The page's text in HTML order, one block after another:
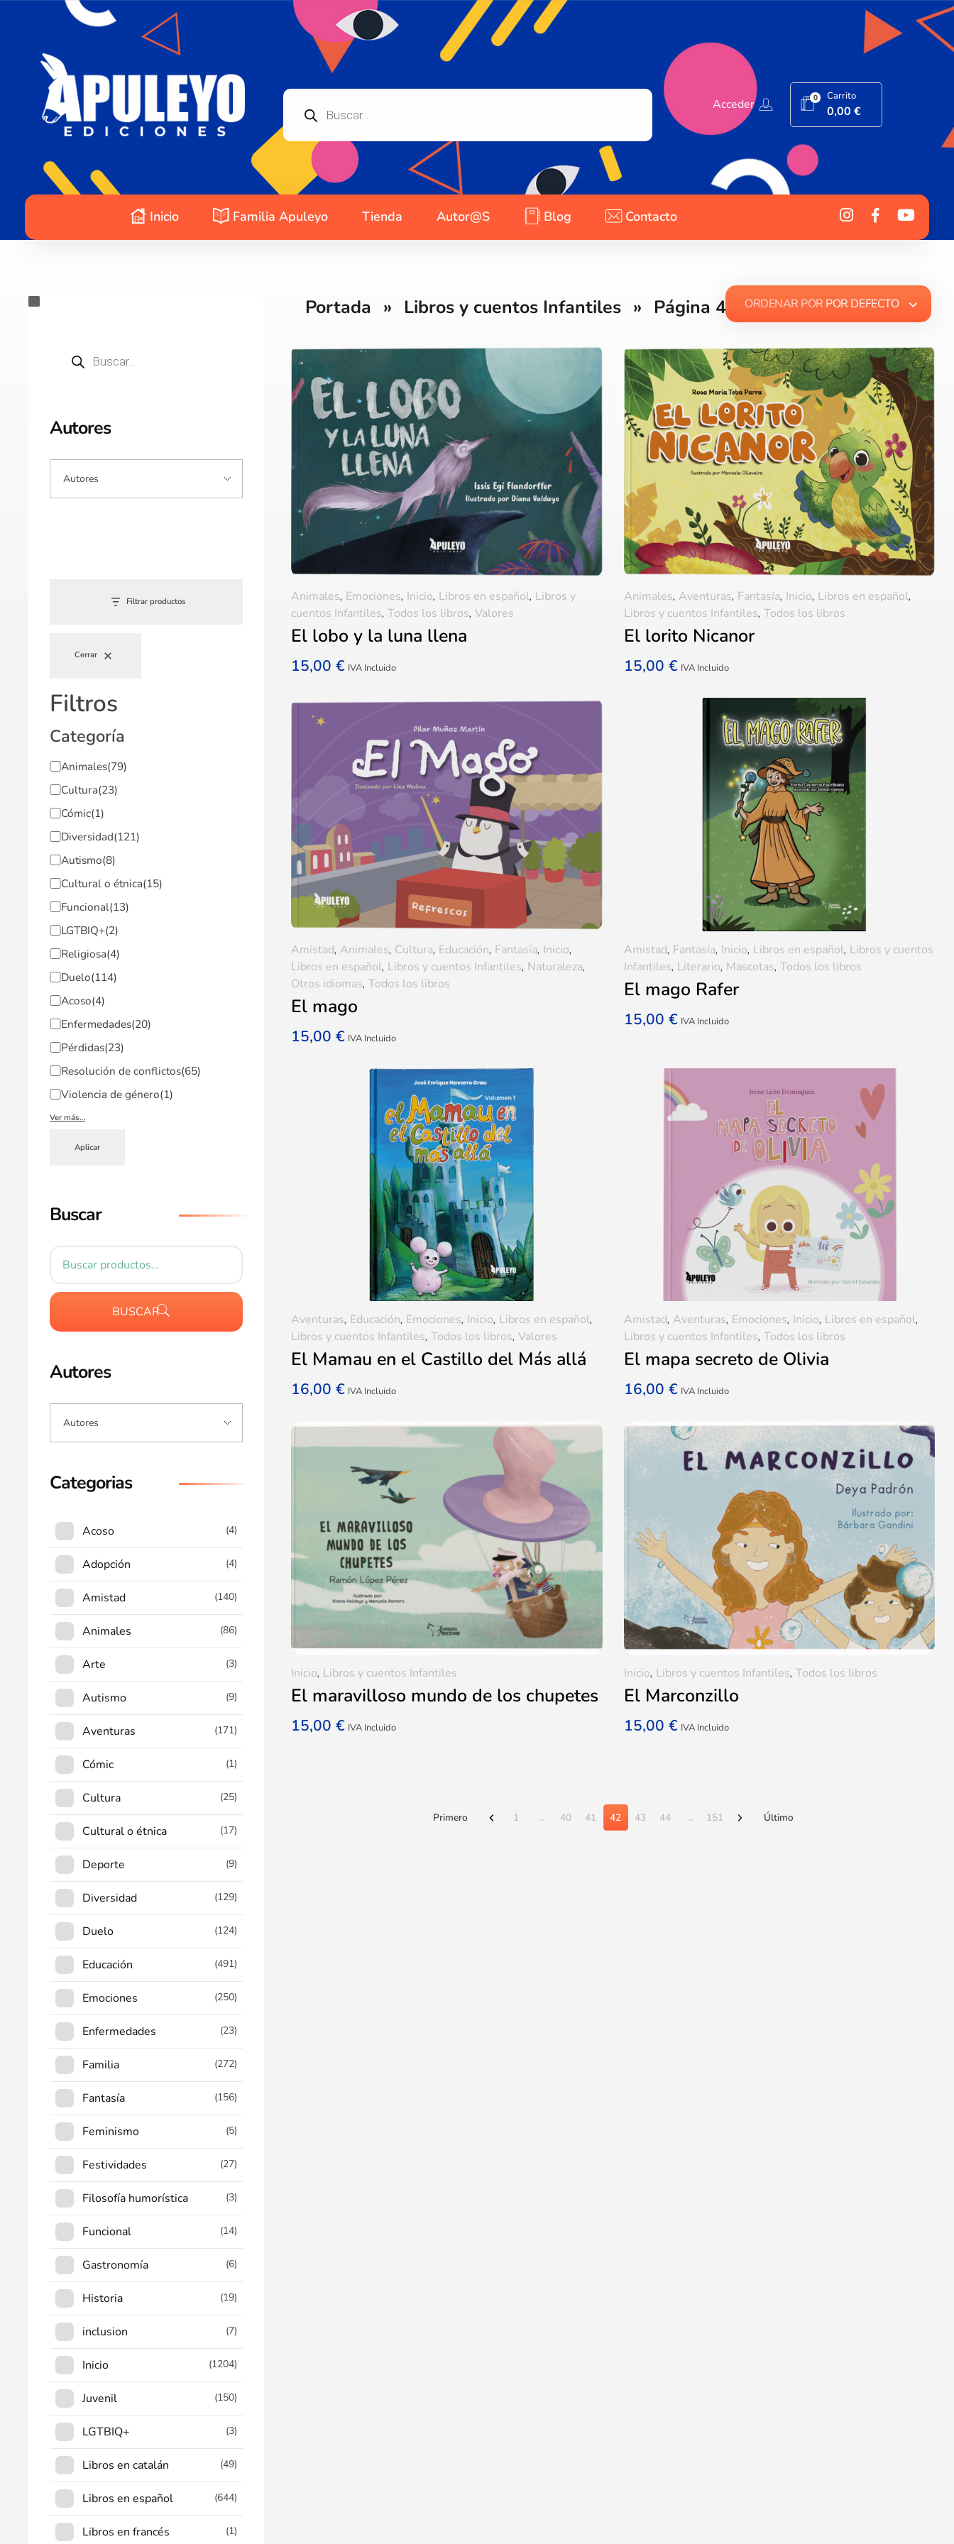
Acceder 0 Carrito
0,00€
Inicio Familia Apuleyo Tienda Autor@s Blog Contacto
Portada » Libros y cuentos Infantiles » Página 42 ORDENAR POR POR DEFECTO
El lobo y la luna llena
15,00€ IVA Incluido
Animales, Emociones, Inicio, Libros en español, Libros y
cuentos Infantiles,Todos los libros,Valores
El lorito Nicanor
15,00 € IVA Incluido
Animales, Aventuras, Fantasía, Inicio, Libros en español,
Libros y cuentos Infantiles, Todos los libros
El mago
15,00€ IVA Incluido
Amistad, Animales, Cultura, Educación, Fantasía, Inicio,
Libros en español, Libros y cuentos Infantiles, Naturaleza,
Otros idiomas,Todos los libros El mago Rafer
15,00 € IVA Incluido
Amistad, Fantasía, Inicio, Libros en español, Libros y cuentos
Infantiles, Literario, Mascotas, Todos los libros
El Mamau en el Castillo del Más allá
16,00€ IVA Incluido
Aventuras, Educación, Emociones, Inicio, Libros en español,
Libros y cuentos Infantiles,Todos los libros,Valores
El mapa secreto de Olivia
16,00 € IVA Incluido
Amistad, Aventuras, Emociones, Inicio, Libros en español,
Libros y cuentos Infantiles, Todos los libros
El maravilloso mundo de los chupetes
15,00€ IVA Incluido
Inicio, Libros y cuentos Infantiles
El Marconzillo
15,00 € IVA Incluido
Inicio, Libros y cuentos Infantiles, Todos los libros
Primero 1 ... 40 41 42 43 44 ... 151 Último
Autores
Filtrar productos
Cerrar
Filtros
Categoría
Animales(79)
Cultura(23)
Cómic(1)
Diversidad(121)
Autismo(8)
Cultural o étnica(15)
Funcional(13)
LGTBIQ+(2)
Religiosa(4)
Duelo(114)
Acoso(4)
Enfermedades(20)
Pérdidas(23)
Resolución de conflictos(65)
Violencia de género(1)
Ver más…
Aplicar
Buscar
BUSCAR
Autores
Categorias
Acoso (4)
Adopción (4)
Amistad (140)
Animales (86)
Arte (3)
Autismo (9)
Aventuras (171)
Cómic (1)
Cultura (25)
Cultural o étnica (17)
Deporte (9)
Diversidad (129)
Duelo (124)
Educación (491)
Emociones (250)
Enfermedades (23)
Familia (272)
Fantasía (156)
Feminismo (5)
Festividades (27)
Filosofía humorística (3)
Funcional (14)
Gastronomía (6)
Historia (19)
inclusion (7)
Inicio (1204)
Juvenil (150)
LGTBIQ+ (3)
Libros en catalán (49)
Libros en español (644)
Libros en francés (1)